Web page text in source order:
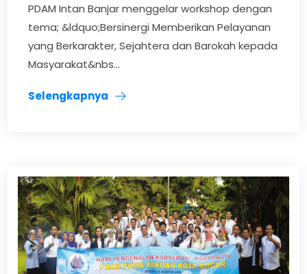
PDAM Intan Banjar menggelar workshop dengan
tema; &ldquo;Bersinergi Memberikan Pelayanan
yang Berkarakter, Sejahtera dan Barokah kepada
Masyarakat&nbs...
Selengkapnya